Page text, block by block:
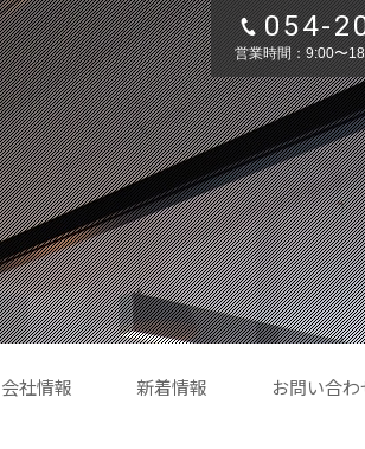
054-
営業時間：9:00〜
会社情報 新着情報 お問い合わ